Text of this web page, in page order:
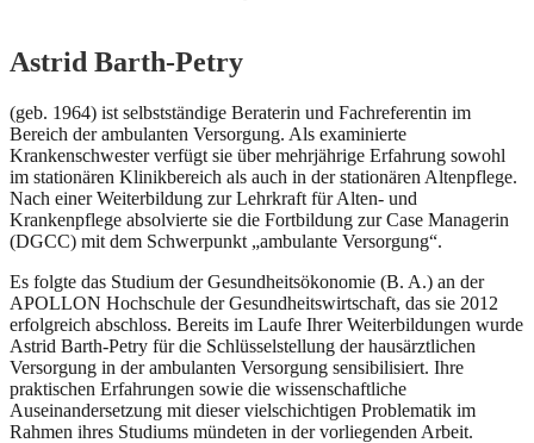
Astrid Barth-Petry
(geb. 1964) ist selbstständige Beraterin und Fachreferentin im
Bereich der ambulanten Versorgung. Als examinierte
Krankenschwester verfügt sie über mehrjährige Erfahrung sowohl
im stationären Klinikbereich als auch in der stationären Altenpflege.
Nach einer Weiterbildung zur Lehrkraft für Alten- und
Krankenpflege absolvierte sie die Fortbildung zur Case Managerin
(DGCC) mit dem Schwerpunkt „ambulante Versorgung“.
Es folgte das Studium der Gesundheitsökonomie (B. A.) an der
APOLLON Hochschule der Gesundheitswirtschaft, das sie 2012
erfolgreich abschloss. Bereits im Laufe Ihrer Weiterbildungen wurde
Astrid Barth-Petry für die Schlüsselstellung der hausärztlichen
Versorgung in der ambulanten Versorgung sensibilisiert. Ihre
praktischen Erfahrungen sowie die wissenschaftliche
Auseinandersetzung mit dieser vielschichtigen Problematik im
Rahmen ihres Studiums mündeten in der vorliegenden Arbeit.